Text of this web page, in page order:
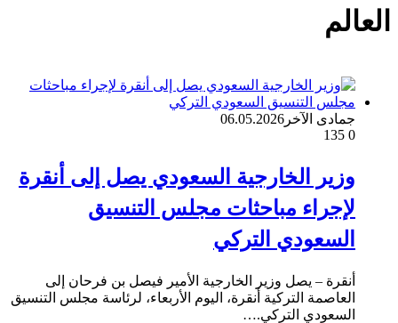
العالم
جمادى الآخر 06.05.2026
0
وزير الخارجية السعودي يصل إلى أنقرة
لإجراء مباحثات مجلس التنسيق
السعودي التركي
أنقرة – يصل وزير الخارجية الأمير فيصل بن فرحان إلى
العاصمة التركية أنقرة، اليوم الأربعاء، لرئاسة مجلس التنسيق
السعودي التركي.…